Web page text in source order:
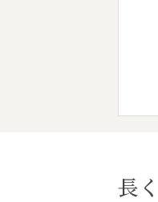
長